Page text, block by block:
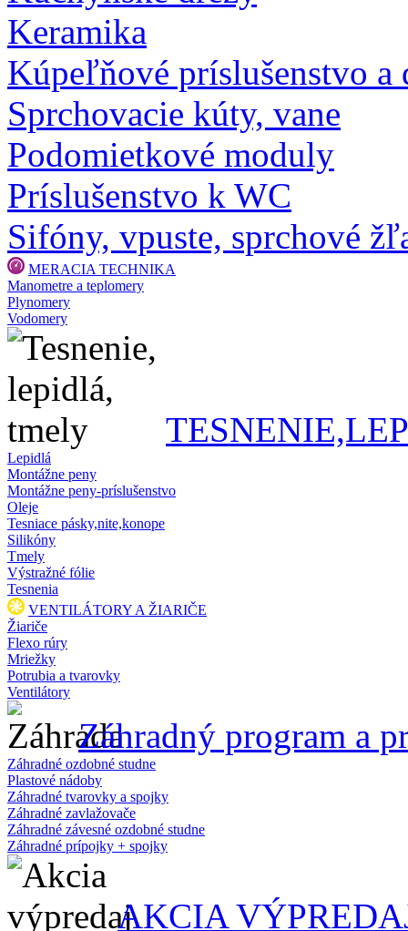
Keramika
Kúpeľňové príslušenstvo a
Sprchovacie kúty, vane
Podomietkové moduly
Príslušenstvo k WC
Sifóny, vpuste, sprchové
MERACIA TECHNIKA
Manometre a teplomery
Plynomery
Vodomery
Lepidlá
Montážne peny
Montážne peny-príslušenstvo
Oleje
Tesniace pásky,nite,konope
Silikóny
Tmely
Výstražné fólie
Tesnenia
VENTILÁTORY A ŽIARIČE
Žiariče
Flexo rúry
Mriežky
Potrubia a tvarovky
Ventilátory
Záhradný program a
Záhradné ozdobné studne
Plastové nádoby
Záhradné tvarovky a spojky
Záhradné zavlažovače
Záhradné závesné ozdobné studne
Záhradné prípojky + spojky
AKCIA